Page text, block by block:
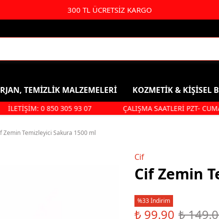
300 TL ÜCRETSİZ KARGO
Kişisel Bakım & Kozmetik
Saç Bakımı
Duş,
TEMİZLİK MALZEMELERİ KOZMETİK & KİŞİSEL
İLETİŞİM: 0 850 305 93 07 ÇALIŞMA SAATLERİ PZT-
Zemin Temizleyici Sakura 1500 ml
Cif
Cif Zemin
%33 İndirim
₺ 99.90 ₺